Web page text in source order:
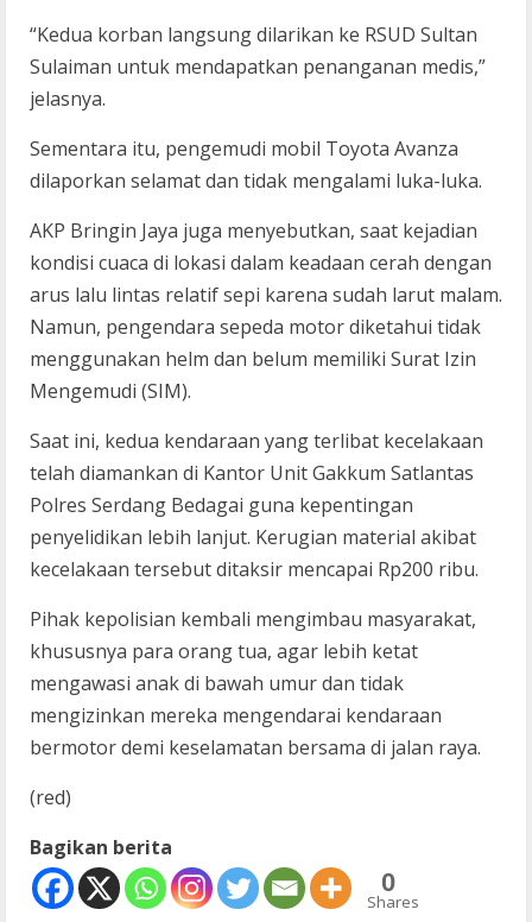
“Kedua korban langsung dilarikan ke RSUD Sultan
Sulaiman untuk mendapatkan penanganan medis,”
jelasnya.
Sementara itu, pengemudi mobil Toyota Avanza
dilaporkan selamat dan tidak mengalami luka-luka.
AKP Bringin Jaya juga menyebutkan, saat kejadian
kondisi cuaca di lokasi dalam keadaan cerah dengan
arus lalu lintas relatif sepi karena sudah larut malam.
Namun, pengendara sepeda motor diketahui tidak
menggunakan helm dan belum memiliki Surat Izin
Mengemudi (SIM).
Saat ini, kedua kendaraan yang terlibat kecelakaan
telah diamankan di Kantor Unit Gakkum Satlantas
Polres Serdang Bedagai guna kepentingan
penyelidikan lebih lanjut. Kerugian material akibat
kecelakaan tersebut ditaksir mencapai Rp200 ribu.
Pihak kepolisian kembali mengimbau masyarakat,
khususnya para orang tua, agar lebih ketat
mengawasi anak di bawah umur dan tidak
mengizinkan mereka mengendarai kendaraan
bermotor demi keselamatan bersama di jalan raya.
(red)
Bagikan berita
0
Shares